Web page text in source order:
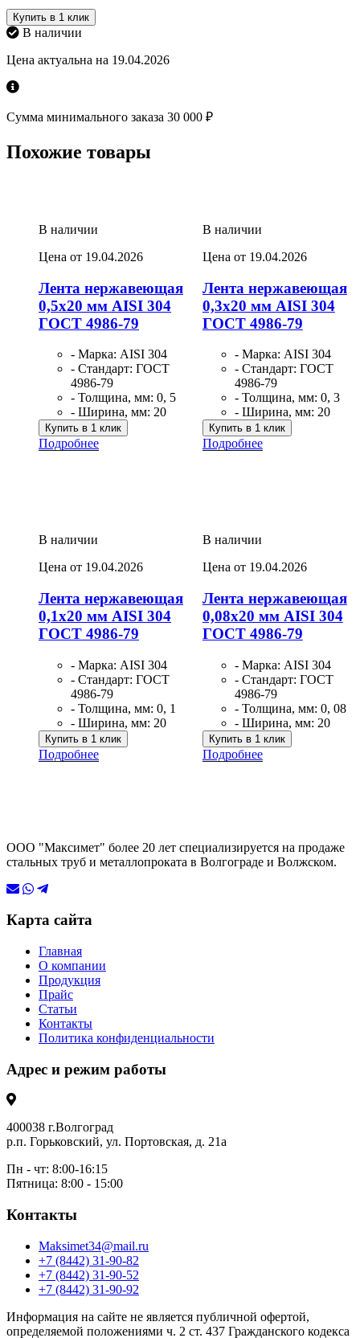
Купить в 1 клик
В наличии
Цена актуальна на 19.04.2026
Сумма минимального заказа 30 000 ₽
Похожие товары
В наличии
Цена от 19.04.2026
Лента нержавеющая
0,5х20 мм AISI 304
ГОСТ 4986-79
- Марка: AISI 304
- Стандарт: ГОСТ
4986-79
- Толщина, мм: 0, 5
- Ширина, мм: 20
Купить в 1 клик
Подробнее
В наличии
Цена от 19.04.2026
Лента нержавеющая
0,3х20 мм AISI 304
ГОСТ 4986-79
- Марка: AISI 304
- Стандарт: ГОСТ
4986-79
- Толщина, мм: 0, 3
- Ширина, мм: 20
Купить в 1 клик
Подробнее
В наличии
Цена от 19.04.2026
Лента нержавеющая
0,1х20 мм AISI 304
ГОСТ 4986-79
- Марка: AISI 304
- Стандарт: ГОСТ
4986-79
- Толщина, мм: 0, 1
- Ширина, мм: 20
Купить в 1 клик
Подробнее
В наличии
Цена от 19.04.2026
Лента нержавеющая
0,08х20 мм AISI 304
ГОСТ 4986-79
- Марка: AISI 304
- Стандарт: ГОСТ
4986-79
- Толщина, мм: 0, 08
- Ширина, мм: 20
Купить в 1 клик
Подробнее
ООО "Максимет" более 20 лет специализируется на продаже
стальных труб и металлопроката в Волгограде и Волжском.
Карта сайта
Главная
О компании
Продукция
Прайс
Статьи
Контакты
Политика конфиденциальности
Адрес и режим работы
400038 г.Волгоград
р.п. Горьковский, ул. Портовская, д. 21а
Пн - чт: 8:00-16:15
Пятница: 8:00 - 15:00
Контакты
Maksimet34@mail.ru
+7 (8442) 31-90-82
+7 (8442) 31-90-52
+7 (8442) 31-90-92
Информация на сайте не является публичной офертой,
определяемой положениями ч. 2 ст. 437 Гражданского кодекса